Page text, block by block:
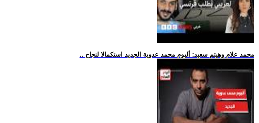
.. محمد علام وهيثم سعيد: ألبوم محمد عدوية الجديد استكمالا لنجاح